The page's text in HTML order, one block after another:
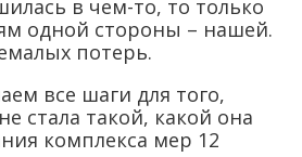
в чем-то, то только
одной стороны – нашей.
потерь.
все шаги для того,
стала такой, какой она
комплекса мер 12